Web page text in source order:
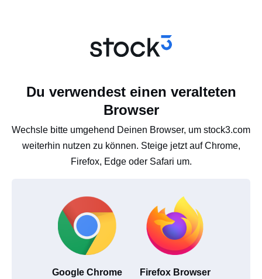
Du verwendest einen veralteten
Browser
Wechsle bitte umgehend Deinen Browser, um stock3.com
weiterhin nutzen zu können. Steige jetzt auf Chrome,
Firefox, Edge oder Safari um.
Google Chrome Firefox Browser